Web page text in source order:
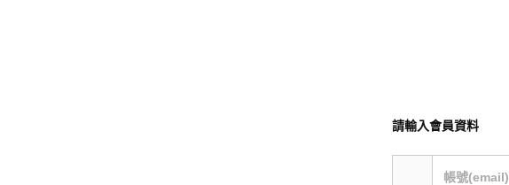
請輸入會員資料
帳號(email)